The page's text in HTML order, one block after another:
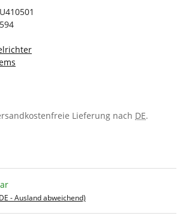
Lieferung nach DE.
- Ausland abweichend)